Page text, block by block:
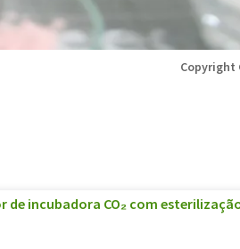
Copyright
de incubadora CO₂ com